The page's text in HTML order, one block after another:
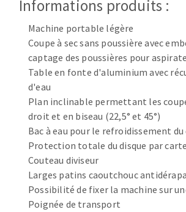
Meules de tourets
Feutres à polir
Bandes sans fin
Rouleaux d'atelier
MACHINES POUR LE TRAVAIL
Tronçonneuses
Scies à ruban
Perceuses
Affuteurs de forets
Tourets
OUTILS COUPANTS
Informations produits :
Machine portable légère
Coupe à sec sans poussière avec
captage des poussières pour
Table en fonte d'aluminium avec
d'eau
Plan inclinable permettant les
droit et en biseau (22,5° et 45°)
Bac à eau pour le refroidissement du
Protection totale du disque par
Couteau diviseur
Larges patins caoutchouc
Possibilité de fixer la machine sur
Poignée de transport